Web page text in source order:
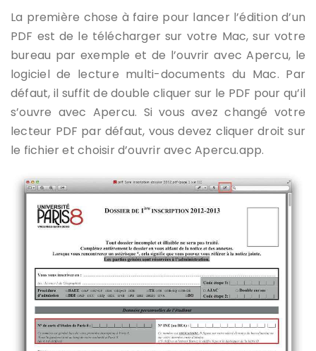
La première chose à faire pour lancer l’édition d’un
PDF est de le télécharger sur votre Mac, sur votre
bureau par exemple et de l’ouvrir avec Apercu, le
logiciel de lecture multi-documents du Mac. Par
défaut, il suffit de double cliquer sur le PDF pour qu’il
s’ouvre avec Apercu. Si vous avez changé votre
lecteur PDF par défaut, vous devez cliquer droit sur
le fichier et choisir d’ouvrir avec Apercu.app.